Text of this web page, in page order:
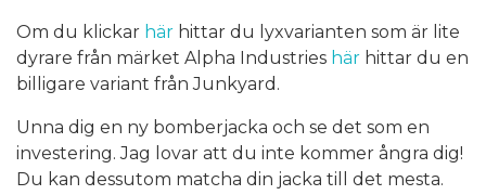
Om du klickar här hittar du lyxvarianten som är lite
dyrare från märket Alpha Industries här hittar du en
billigare variant från Junkyard.
Unna dig en ny bomberjacka och se det som en
investering. Jag lovar att du inte kommer ångra dig!
Du kan dessutom matcha din jacka till det mesta.